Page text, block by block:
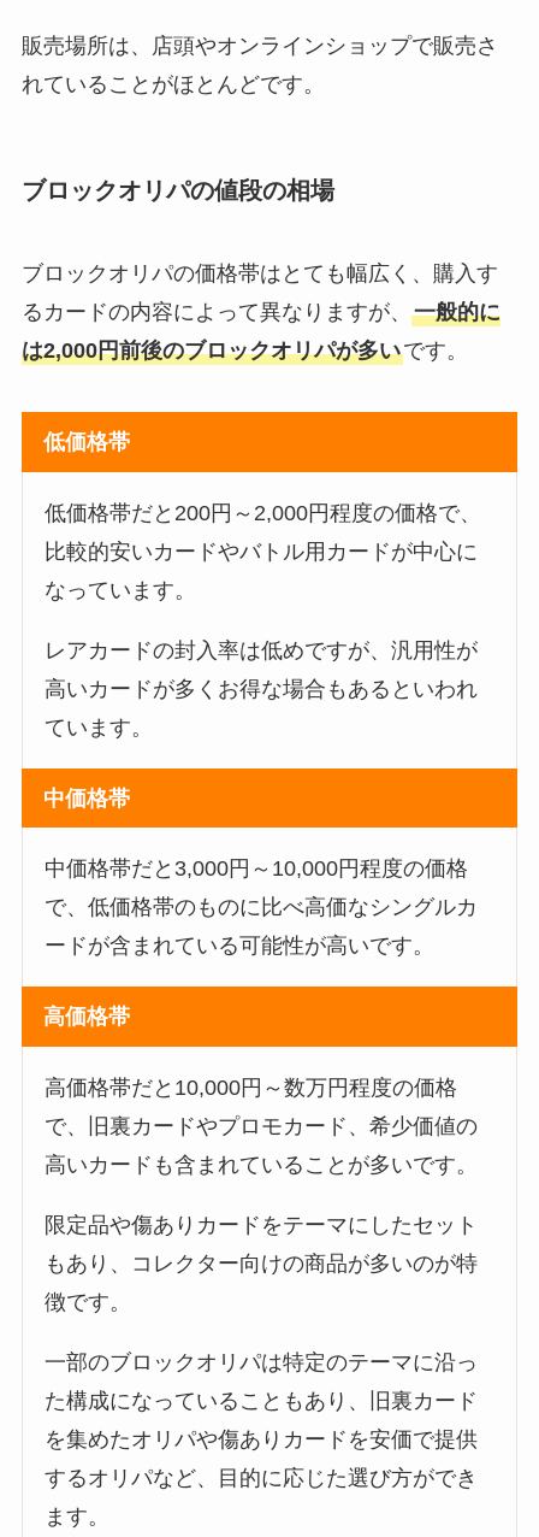
販売場所は、店頭やオンラインショップで販売さ
れていることがほとんどです。
ブロックオリパの値段の相場
ブロックオリパの価格帯はとても幅広く、購入す
るカードの内容によって異なりますが、 一般的に
は2,000円前後のブロックオリパが多いです。
低価格帯
低価格帯だと200円～2,000円程度の価格で、
比較的安いカードやバトル用カードが中心に
なっています。
レアカードの封入率は低めですが、汎用性が
高いカードが多くお得な場合もあるといわれ
ています。
中価格帯
中価格帯だと3,000円～10,000円程度の価格
で、低価格帯のものに比べ高価なシングルカ
ードが含まれている可能性が高いです。
高価格帯
高価格帯だと10,000円～数万円程度の価格
で、旧裏カードやプロモカード、希少価値の
高いカードも含まれていることが多いです。
限定品や傷ありカードをテーマにしたセット
もあり、コレクター向けの商品が多いのが特
徴です。
一部のブロックオリパは特定のテーマに沿っ
た構成になっていることもあり、旧裏カード
を集めたオリパや傷ありカードを安価で提供
するオリパなど、目的に応じた選び方ができ
ます。